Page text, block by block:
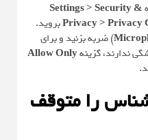
Settings > Security
Privacy >بروید.
) ضربه بزنید و برای
ندارند، گزینهAllow Only
را متوقف